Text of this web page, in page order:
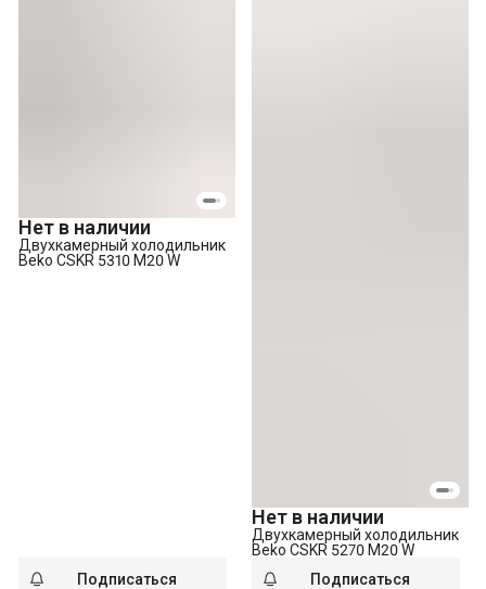
Нет в наличии
Двухкамерный холодильник
Beko CSKR 5310 M20 W
Подписаться
Нет в наличии
Двухкамерный холодильник
Beko CSKR 5270 M20 W
Подписаться